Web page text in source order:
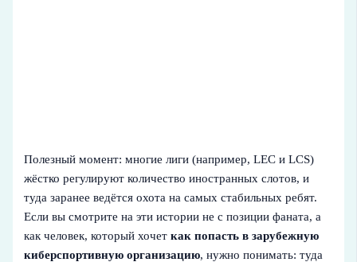
Полезный момент: многие лиги (например, LEC и LCS)
жёстко регулируют количество иностранных слотов, и
туда заранее ведётся охота на самых стабильных ребят.
Если вы смотрите на эти истории не с позиции фаната, а
как человек, который хочеткак попасть в зарубежную
киберспортивную организацию, нужно понимать: туда